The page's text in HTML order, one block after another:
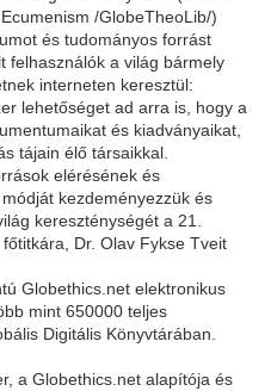
/GlobeTheoLib/)
és tudományos forrást
felhasználók a világ bármely
interneten keresztül:
lehetőséget ad arra is, hogy a
és kiadványaikat,
tájain élő társaikkal.
elérésének és
kezdeményezzük és
kereszténységét a 21.
Dr. Olav Fykse Tveit
Globethics.net elektronikus
mint 650000 teljes
Digitális Könyvtárában.
a Globethics.net alapítója és